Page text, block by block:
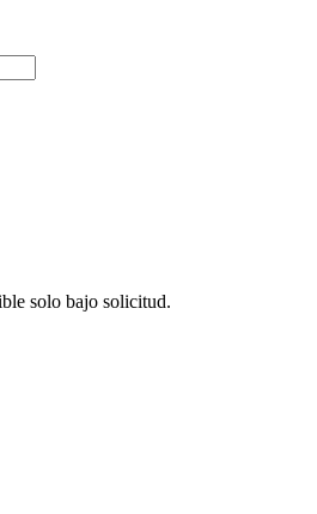
solo bajo solicitud.